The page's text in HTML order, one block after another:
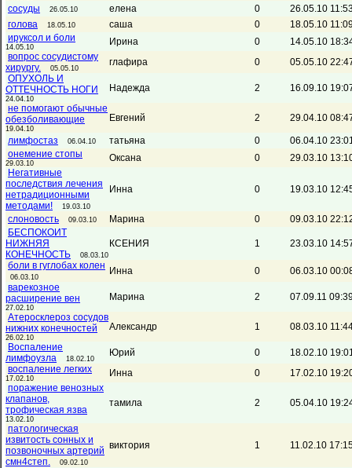
сосуды 26.05.10 елена 0
26.05.10
голова
18.05.10 саша 0
18.05.10
ируксол и боли
14.05.10 Ирина 0
14.05.10
вопрос сосудистому
хирургу.
05.05.10
глафира 0
05.05.10
ОПУХОЛЬ И
ОТТЕЧНОСТЬ НОГИ
24.04.10
Надежда 2
16.09.10
не помогают обычные
обезболивающие
19.04.10
Евгений 2 29.04.10
лимфостаз 06.04.10 татьяна 0
06.04.10
онемение стопы
29.03.10 Оксана 0
29.03.10
Негативные
последствия лечения
нетрадиционными
методами!
19.03.10
Инна 0 19.03.10
слоновость 09.03.10 Марина 0
09.03.10
БЕСПОКОИТ
НИЖНЯЯ
КОНЕЧНОСТЬ
08.03.10
КСЕНИЯ 1
23.03.10
боли в гуглобах колен
06.03.10
Инна 0
06.03.10
варекозное
расширение вен
27.02.10
Марина 2
07.09.11
Атеросклероз сосудов
нижних конечностей
26.02.10
Александр 1
08.03.10
Воспаление
лимфоузла
18.02.10
Юрий 0
18.02.10
воспаление легких
17.02.10 Инна 0
17.02.10
поражение венозных
клапанов,
трофическая язва
13.02.10
тамила 2 05.04.10
патологическая
извитость сонных и
позвоночных артерий
смн4степ.
09.02.10
виктория 1 11.02.10